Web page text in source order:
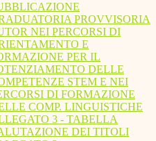
PROVVISORIA
NEI PERCORSI DI
E
PER IL
DELLE
STEM E NEI
DI FORMAZIONE
COMP. LINGUISTICHE
3 - TABELLA
DEI TITOLI